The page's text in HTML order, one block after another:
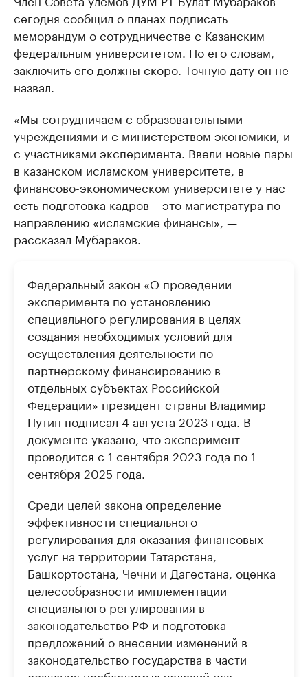
сегодня сообщил о планах подписать
меморандум о сотрудничестве с Казанским
федеральным университетом. По его словам,
заключить его должны скоро. Точную дату он не
назвал.
«Мы сотрудничаем с образовательными
учреждениями и с министерством экономики, и
с участниками эксперимента. Ввели новые пары
в казанском исламском университете, в
финансово-экономическом университете у нас
есть подготовка кадров – это магистратура по
направлению «исламские финансы», —
рассказал Мубараков.
Федеральный закон «О проведении
эксперимента по установлению
специального регулирования в целях
создания необходимых условий для
осуществления деятельности по
партнерскому финансированию в
отдельных субъектах Российской
Федерации» президент страны Владимир
Путин подписал 4 августа 2023 года. В
документе указано, что эксперимент
проводится с 1 сентября 2023 года по 1
сентября 2025 года.
Среди целей закона определение
эффективности специального
регулирования для оказания финансовых
услуг на территории Татарстана,
Башкортостана, Чечни и Дагестана, оценка
целесообразности имплементации
специального регулирования в
законодательство РФ и подготовка
предложений о внесении изменений в
законодательство государства в части